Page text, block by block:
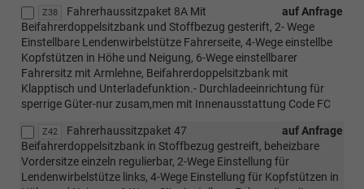
Z38 auf Anfrage
Fahrerhaussitzpaket 8A Mit
Beifahrerdoppelsitzbank und Stoffbezug gesterift, 2- Wege
Einstellbare Lendenwirbelstütze Fahrerseite, 4-Wege einstellbe
Kopfstützen in Höhe und Neigung, 6-Wege einstellbarer
Fahrersitz mit Armlehne, Beifahrerdoppelsitzbank mit
Klapptisch und Unterladefunktion.- Durchladeeinrichtung für
sperrige Güter-nur zusam,men mit Innenausstattung Code FC
Z42 auf Anfrage
Fahrerhaussitzpaket 47
Beifahrerdoppelsitzbank in Stoffbezug gestreift, beheizbare
Vordersitze einzeln regulierbar, 2-Wege Einstellung für
Lendenwirbelstütze links, 4-Wege Einstellung für Kopfstützen in